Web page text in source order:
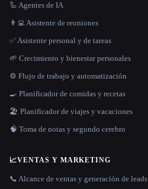
🦾 Agentes de IA
👨‍💻 Asistente de reuniones
✅ Asistente personal y de tareas
🌱 Crecimiento y bienestar personales
⚙️ Flujo de trabajo y automatización
🍳 Planificador de comidas y recetas
🏖 Planificador de viajes y vacaciones
🧠 Toma de notas y segundo cerebro
📈VENTAS Y MARKETING
📞 Alcance de ventas y generación de leads